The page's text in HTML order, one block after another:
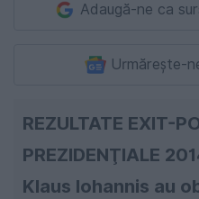
Adaugă-ne ca
Urmărește-
REZULTATE EXIT-
PREZIDENŢIALE
Klaus Iohannis au